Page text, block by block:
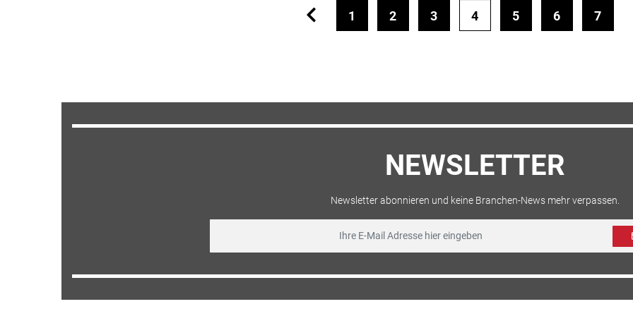
1 2 3 4 5 6 7
NEWSLETTER
Newsletter abonnieren und keine Branchen-News mehr verpassen.